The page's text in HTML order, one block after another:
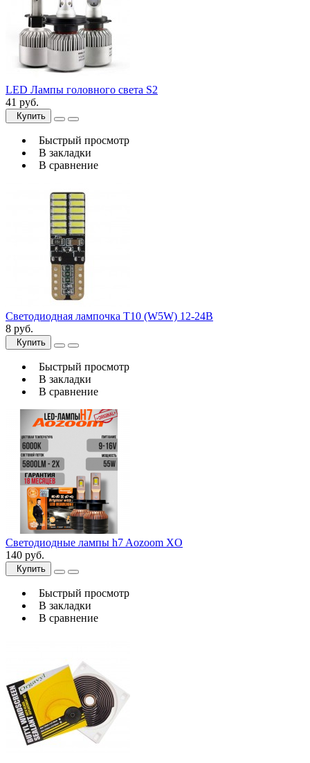
LED Лампы головного света S2
41 руб.
Купить
Быстрый просмотр
В закладки
В сравнение
Светодиодная лампочка T10 (W5W) 12-24В
8 руб.
Купить
Быстрый просмотр
В закладки
В сравнение
Светодиодные лампы h7 Aozoom XO
140 руб.
Купить
Быстрый просмотр
В закладки
В сравнение